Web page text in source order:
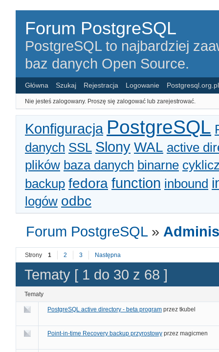
Forum PostgreSQL
PostgreSQL to najbardziej
baz danych Open Source.
Główna Szukaj Rejestracja Logowanie Postgresql.org.pl
Nie jesteś zalogowany. Proszę się zalogować lub zarejestrować.
Konfiguracja PostgreSQL
danych SSL Slony WAL active
plików baza danych binarne
backup fedora function inbound
logów odbc
Forum PostgreSQL »
Strony 1 2 3 Następna
Tematy [ 1 do 30 z 68 ]
Tematy
PostgreSQL active directory - beta program przez tkubel
Point-in-time Recovery backup przyrostowy przez magicmen